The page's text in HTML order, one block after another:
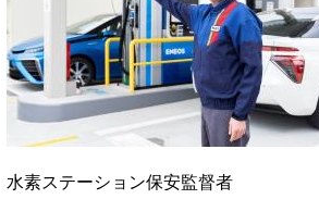
水素ステーション保安監督者